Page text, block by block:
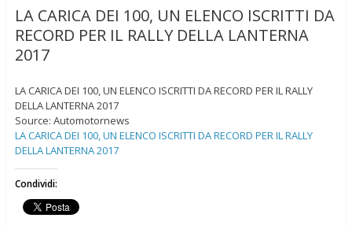
LA CARICA DEI 100, UN ELENCO ISCRITTI DA
RECORD PER IL RALLY DELLA LANTERNA
2017
LA CARICA DEI 100, UN ELENCO ISCRITTI DA RECORD PER IL RALLY
DELLA LANTERNA 2017
Source: Automotornews
LA CARICA DEI 100, UN ELENCO ISCRITTI DA RECORD PER IL RALLY
DELLA LANTERNA 2017
Condividi: